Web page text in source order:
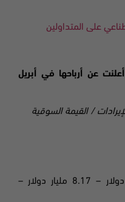
على المتداولين
عن أرباحها في أبريل
/ القيمة السوقية
مليار دولار – 8.17 مليار دولار –